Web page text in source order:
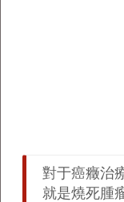
對于癌癥治
就是燒死腫